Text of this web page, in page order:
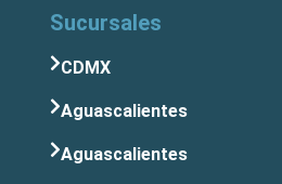
Sucursales
CDMX
Aguascalientes
Aguascalientes